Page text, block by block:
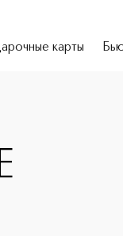
карты